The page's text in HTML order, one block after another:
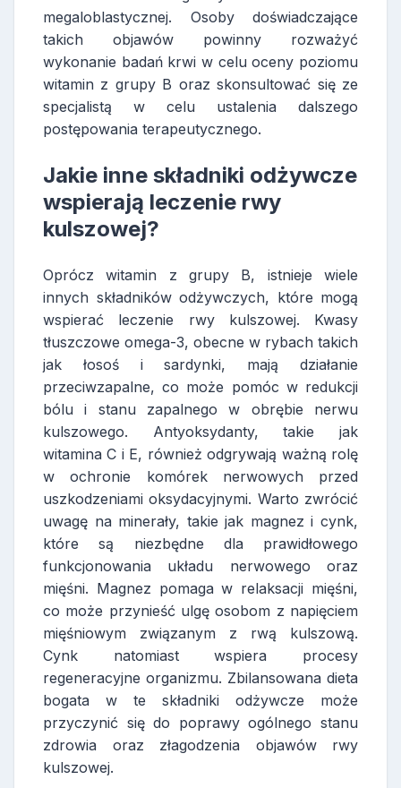
megaloblastycznej. Osoby doświadczające
takich objawów powinny rozważyć
wykonanie badań krwi w celu oceny poziomu
witamin z grupy B oraz skonsultować się ze
specjalistą w celu ustalenia dalszego
postępowania terapeutycznego.
Jakie inne składniki odżywcze
wspierają leczenie rwy
kulszowej?
Oprócz witamin z grupy B, istnieje wiele
innych składników odżywczych, które mogą
wspierać leczenie rwy kulszowej. Kwasy
tłuszczowe omega-3, obecne w rybach takich
jak łosoś i sardynki, mają działanie
przeciwzapalne, co może pomóc w redukcji
bólu i stanu zapalnego w obrębie nerwu
kulszowego. Antyoksydanty, takie jak
witamina C i E, również odgrywają ważną rolę
w ochronie komórek nerwowych przed
uszkodzeniami oksydacyjnymi. Warto zwrócić
uwagę na minerały, takie jak magnez i cynk,
które są niezbędne dla prawidłowego
funkcjonowania układu nerwowego oraz
mięśni. Magnez pomaga w relaksacji mięśni,
co może przynieść ulgę osobom z napięciem
mięśniowym związanym z rwą kulszową.
Cynk natomiast wspiera procesy
regeneracyjne organizmu. Zbilansowana dieta
bogata w te składniki odżywcze może
przyczynić się do poprawy ogólnego stanu
zdrowia oraz złagodzenia objawów rwy
kulszowej.